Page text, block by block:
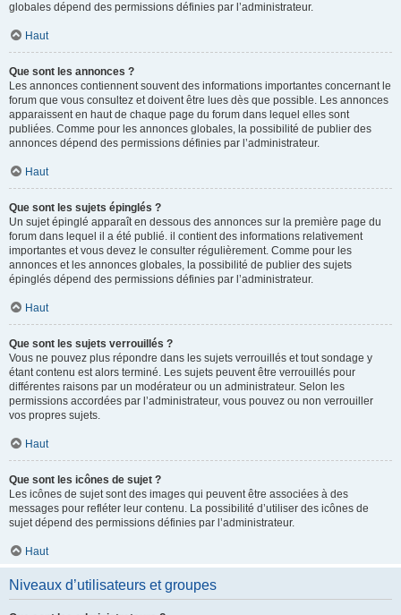
globales dépend des permissions définies par l’administrateur.
Haut
Que sont les annonces ?
Les annonces contiennent souvent des informations importantes concernant le
forum que vous consultez et doivent être lues dès que possible. Les annonces
apparaissent en haut de chaque page du forum dans lequel elles sont
publiées. Comme pour les annonces globales, la possibilité de publier des
annonces dépend des permissions définies par l’administrateur.
Haut
Que sont les sujets épinglés ?
Un sujet épinglé apparaît en dessous des annonces sur la première page du
forum dans lequel il a été publié. il contient des informations relativement
importantes et vous devez le consulter régulièrement. Comme pour les
annonces et les annonces globales, la possibilité de publier des sujets
épinglés dépend des permissions définies par l’administrateur.
Haut
Que sont les sujets verrouillés ?
Vous ne pouvez plus répondre dans les sujets verrouillés et tout sondage y
étant contenu est alors terminé. Les sujets peuvent être verrouillés pour
différentes raisons par un modérateur ou un administrateur. Selon les
permissions accordées par l’administrateur, vous pouvez ou non verrouiller
vos propres sujets.
Haut
Que sont les icônes de sujet ?
Les icônes de sujet sont des images qui peuvent être associées à des
messages pour refléter leur contenu. La possibilité d’utiliser des icônes de
sujet dépend des permissions définies par l’administrateur.
Haut
Niveaux d’utilisateurs et groupes